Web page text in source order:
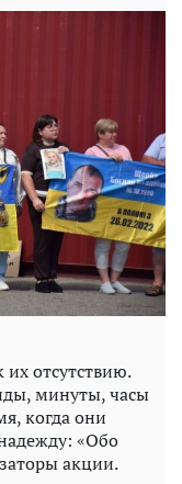
отсутствию.
минуты, часы
когда они
«Обо
акции.